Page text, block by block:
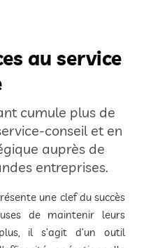
au service
cumule plus de
conseil et en
auprès de
entreprises.
une clef du succès
de maintenir leurs
il s’agit d’un outil